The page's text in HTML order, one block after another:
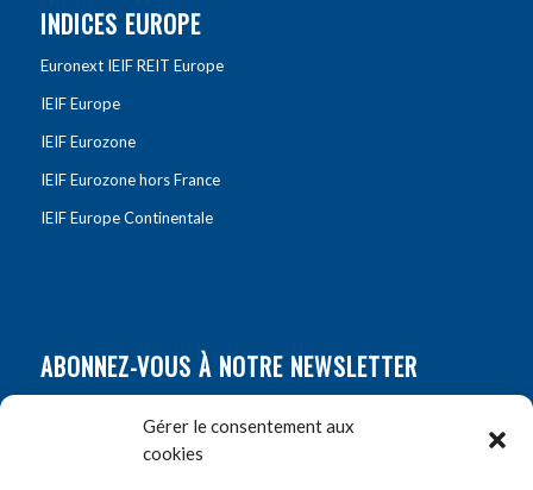
Gérer le consentement aux
cookies
INDICES EUROPE
Euronext IEIF REIT Europe
IEIF Europe
IEIF Eurozone
IEIF Eurozone hors France
IEIF Europe Continentale
ABONNEZ-VOUS À NOTRE NEWSLETTER